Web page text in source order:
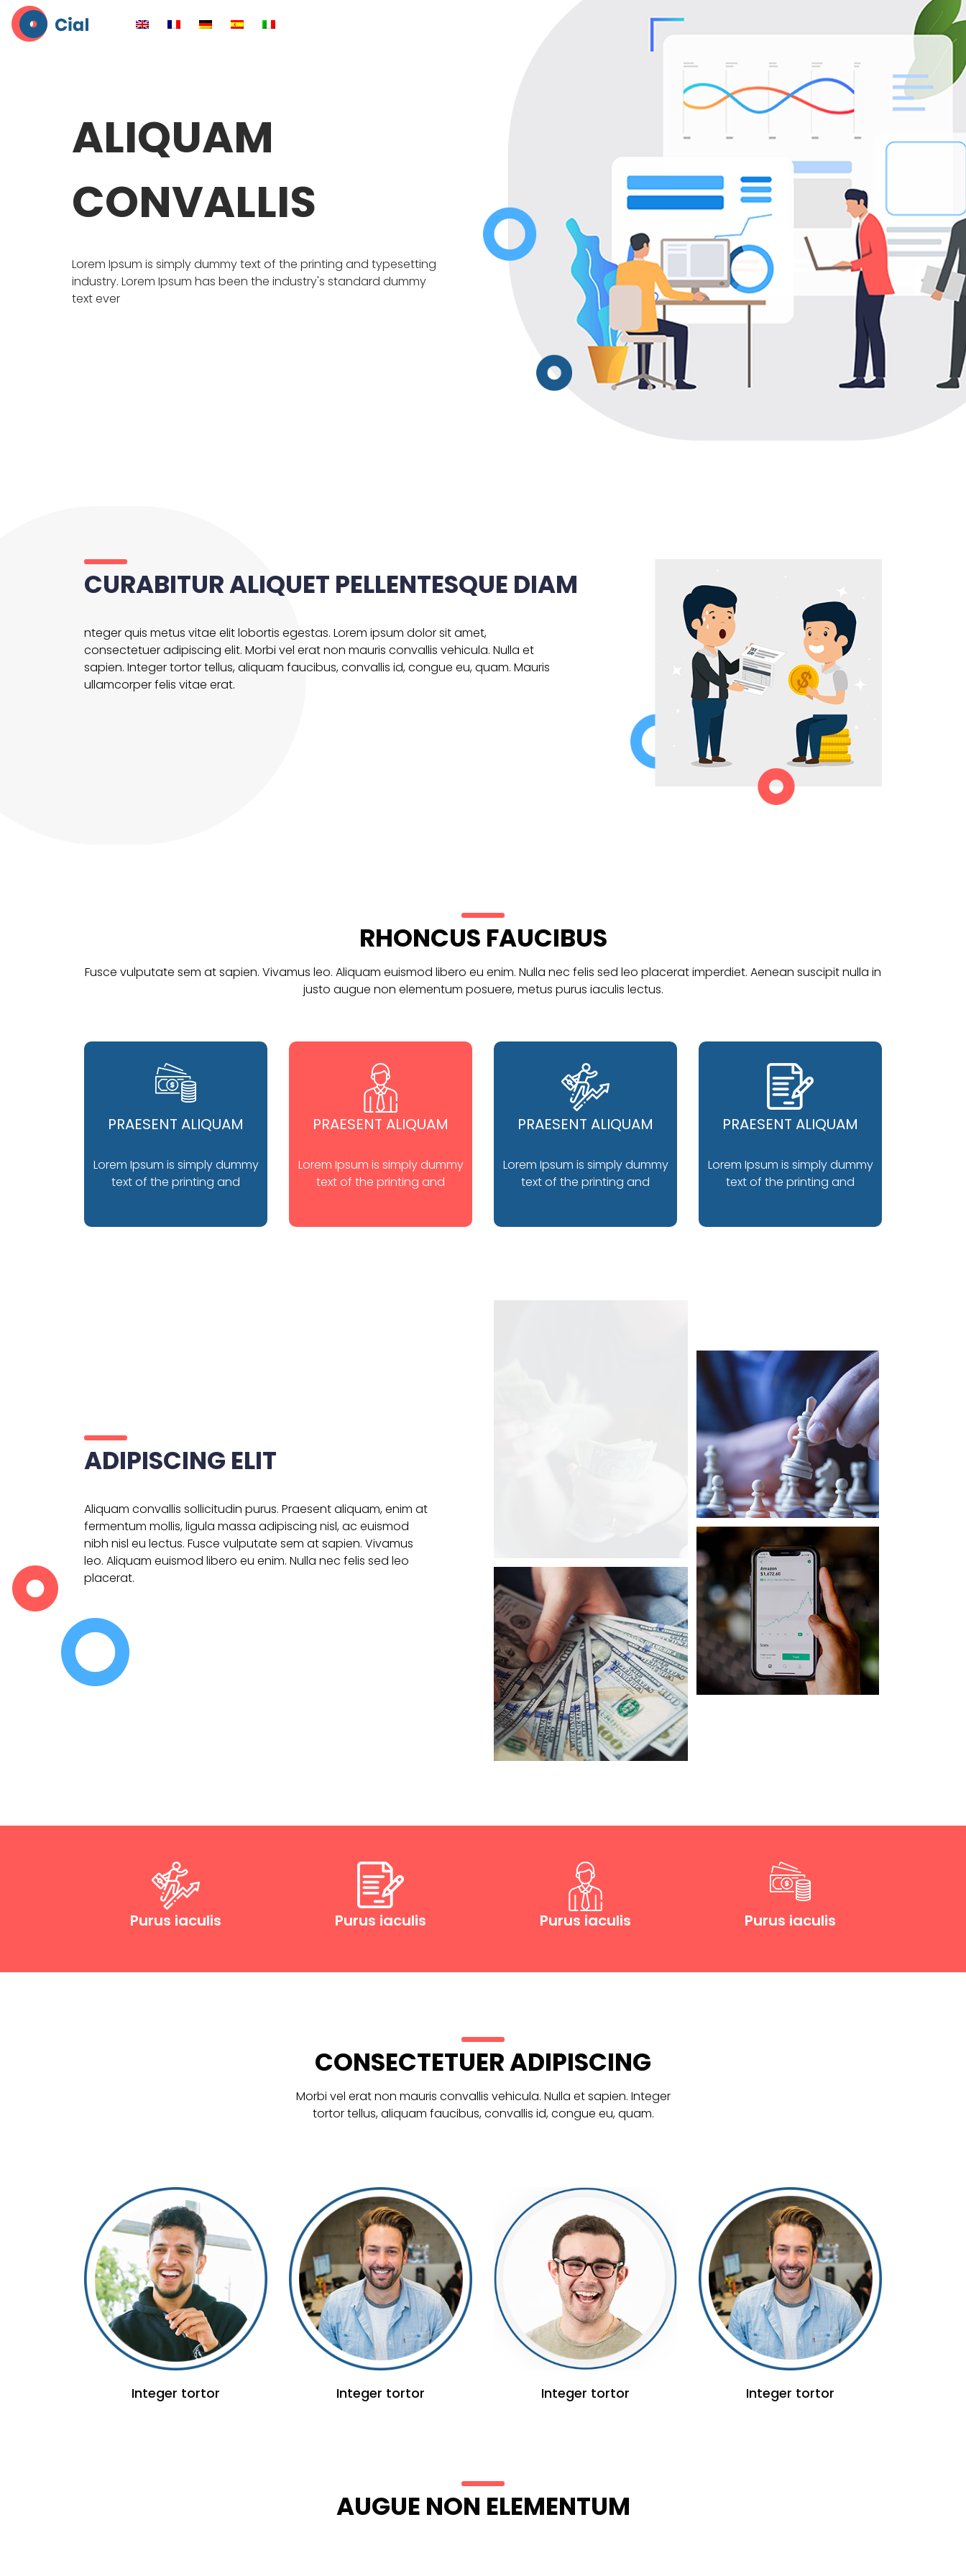
ALIQUAM
CONVALLIS
Lorem Ipsum is simply dummy text of the printing and typesetting
industry. Lorem Ipsum has been the industry's standard dummy
text ever
CURABITUR ALIQUET PELLENTESQUE DIAM
nteger quis metus vitae elit lobortis egestas. Lorem ipsum dolor sit amet,
consectetuer adipiscing elit. Morbi vel erat non mauris convallis vehicula. Nulla et
sapien. Integer tortor tellus, aliquam faucibus, convallis id, congue eu, quam. Mauris
ullamcorper felis vitae erat.
RHONCUS FAUCIBUS
Fusce vulputate sem at sapien. Vivamus leo. Aliquam euismod libero eu enim. Nulla nec felis sed leo placerat imperdiet. Aenean suscipit nulla in
justo augue non elementum posuere, metus purus iaculis lectus.
PRAESENT ALIQUAM
Lorem Ipsum is simply dummy
text of the printing and
PRAESENT ALIQUAM
Lorem Ipsum is simply dummy
text of the printing and
PRAESENT ALIQUAM
Lorem Ipsum is simply dummy
text of the printing and
PRAESENT ALIQUAM
Lorem Ipsum is simply dummy
text of the printing and
ADIPISCING ELIT
Aliquam convallis sollicitudin purus. Praesent aliquam, enim at
fermentum mollis, ligula massa adipiscing nisl, ac euismod
nibh nisl eu lectus. Fusce vulputate sem at sapien. Vivamus
leo. Aliquam euismod libero eu enim. Nulla nec felis sed leo
placerat.
Purus iaculis Purus iaculis Purus iaculis Purus iaculis
CONSECTETUER ADIPISCING
Morbi vel erat non mauris convallis vehicula. Nulla et sapien. Integer
tortor tellus, aliquam faucibus, convallis id, congue eu, quam.
Integer tortor Integer tortor Integer tortor Integer tortor
AUGUE NON ELEMENTUM